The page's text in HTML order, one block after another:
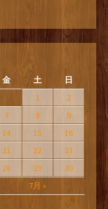
金 土 日
7月 »
1
2
7 8
9
14 15
16
21 22
23
28 29 30